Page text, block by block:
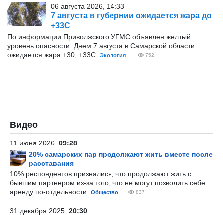
06 августа 2026, 14:33
7 августа в губернии ожидается жара до
+33С
По информации Приволжского УГМС объявлен желтый
уровень опасности. Днем 7 августа в Самарской области
ожидается жара +30, +33С.
Экология 752
Видео
11 июня 2026 09:28
20% самарских пар продолжают жить вместе после
расставания
10% респондентов признались, что продолжают жить с
бывшим партнером из-за того, что не могут позволить себе
аренду по-отдельности.
Общество 837
31 декабря 2025 20:30